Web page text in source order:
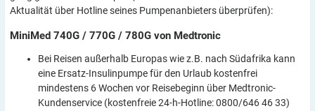
Aktualität über Hotline seines Pumpenanbieters überprüfen):
MiniMed 740G / 770G / 780G von Medtronic
Bei Reisen außerhalb Europas wie z.B. nach Südafrika kann
eine Ersatz-Insulinpumpe für den Urlaub kostenfrei
mindestens 6 Wochen vor Reisebeginn über Medtronic-
Kundenservice (kostenfreie 24-h-Hotline: 0800/646 46 33)